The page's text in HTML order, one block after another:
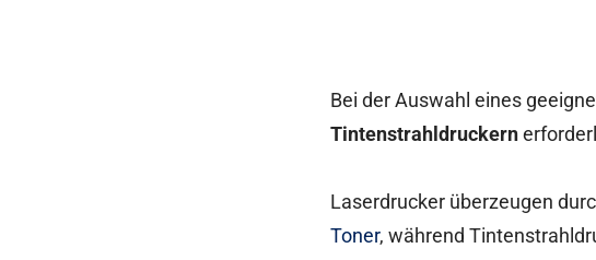
Bei der Auswahl eines
Tintenstrahldruckern
Laserdrucker überzeugen
Toner, während